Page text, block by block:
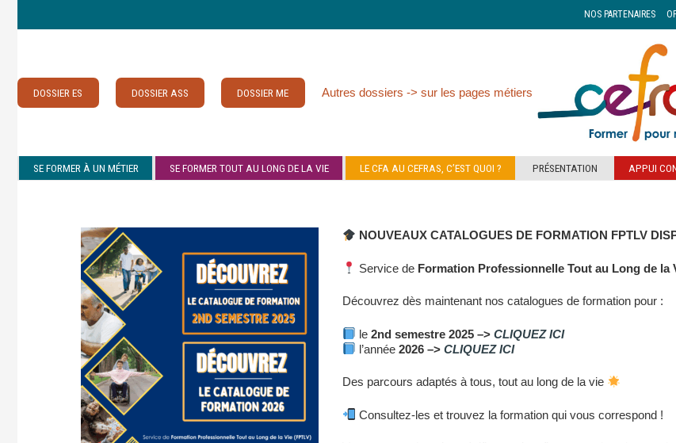
NOS PARTENAIRES
DOSSIER ES DOSSIER ASS DOSSIER ME Autres dossiers -> sur les pages métiers
SE FORMER À UN MÉTIER SE FORMER TOUT AU LONG DE LA VIE LE CFA AU CEFRAS, C’EST QUOI ? PRÉSENTATION APPUI
NOUVEAUX CATALOGUES DE FORMATION FPTLV
Service de Formation Professionnelle Tout au Long de la
Découvrez dès maintenant nos catalogues de formation pour :
le2nd semestre 2025 –>CLIQUEZ ICI
l’année2026 –>CLIQUEZ ICI
Des parcours adaptés à tous, tout au long de la vie
Consultez-les et trouvez la formation qui vous correspond !